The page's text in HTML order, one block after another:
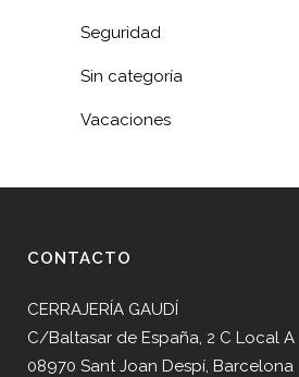
Seguridad
Sin categoría
Vacaciones
CONTACTO
CERRAJERÍA GAUDÍ
C/Baltasar de España, 2 C Local A
08970 Sant Joan Despí, Barcelona